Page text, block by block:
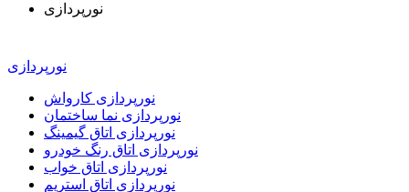
نورپردازی
نورپردازی
نورپردازی کارواش
نورپردازی نما ساختمان
نورپردازی اتاق گیمینگ
نورپردازی اتاق رنگ خودرو
نورپردازی اتاق خواب
نورپردازی اتاق استریم